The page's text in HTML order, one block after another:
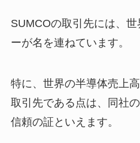
SUMCOの取引先には、
ーが名を連ねています。
特に、世界の半導体売上
取引先である点は、同社
信頼の証といえます。